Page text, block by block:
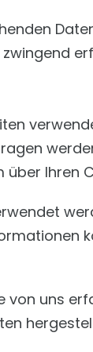
über Ihren
von uns